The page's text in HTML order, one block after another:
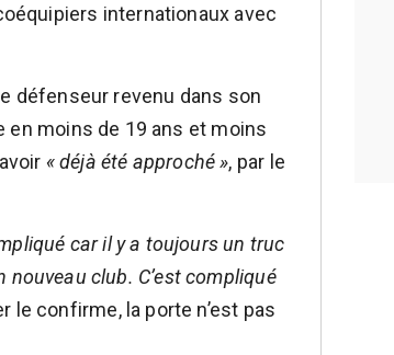
internationaux avec
défenseur revenu dans son
moins de 19 ans et moins
« déjà été approché », par le
car il y a toujours un truc
club. C’est compliqué
le confirme, la porte n’est pas